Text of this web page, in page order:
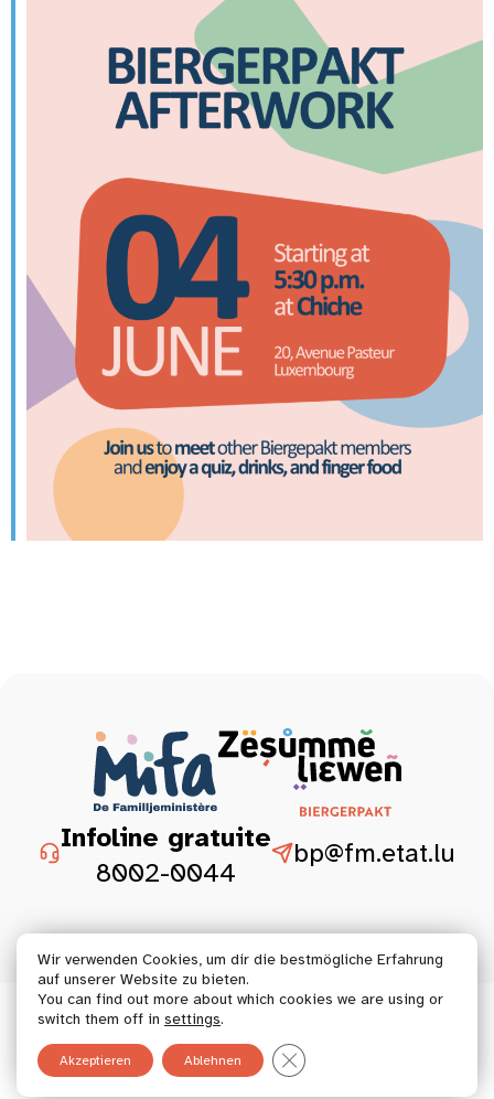
Infoline gratuite
8002-0044
bp@fm.etat.lu
© 2026 Tous droits réservés.
Wir verwenden Cookies, um dir die bestmögliche Erfahrung
auf unserer Website zu bieten.
You can find out more about which cookies we are using or
switch them off in settings.
Akzeptieren Ablehnen GDPR Cookie-Banner